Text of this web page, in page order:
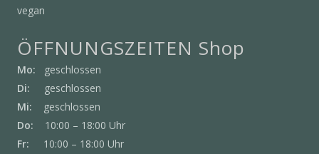
vegan
ÖFFNUNGSZEITEN Shop
Mo: geschlossen
Di: geschlossen
Mi:
geschlossen
Do: 10:00 – 18:00 Uhr
Fr: 10:00 – 18:00 Uhr